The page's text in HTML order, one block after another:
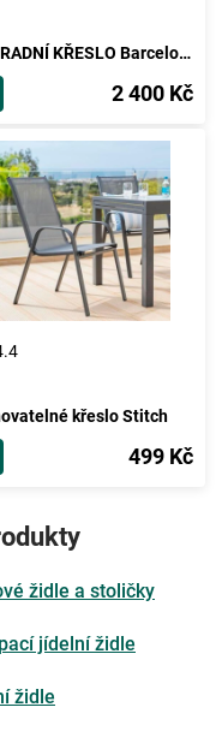
ZAHRADNÍ KŘESLO Barcelona 3
2 400 Kč
křeslo Stitch
499 Kč
židle a stoličky
jídelní židle
židle